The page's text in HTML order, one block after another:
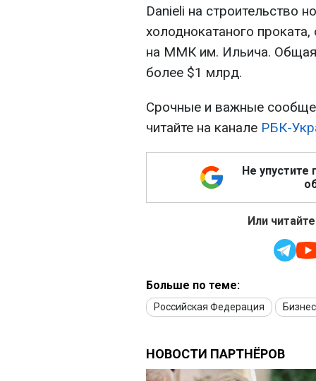
Danieli на строительство
холоднокатаного
на ММК им. Ильича. Общая
более $1 млрд.
Срочные и важные
читайте на канале РБК-
Не упустите
Или
Больше по теме:
Российская Федерация Бизнес